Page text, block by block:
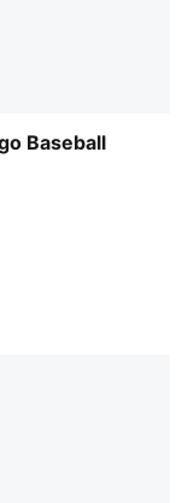
Baseball